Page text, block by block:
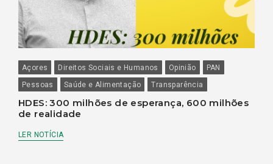
Açores Direitos Sociais e Humanos Opinião
PAN
Pessoas
Saúde e Alimentação Transparência
HDES: 300 milhões de esperança, 600 milhões
de realidade
LER NOTÍCIA